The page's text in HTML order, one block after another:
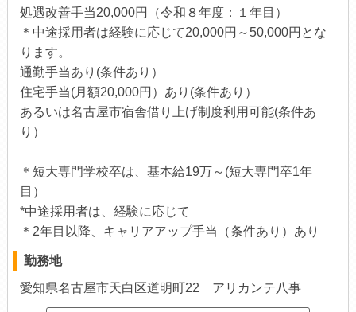
処遇改善手当20,000円（令和８年度：１年目）
＊中途採用者は経験に応じて20,000円～50,000円とな
ります。
通勤手当あり(条件あり）
住宅手当(月額20,000円）あり(条件あり）
あるいは名古屋市宿舎借り上げ制度利用可能(条件あ
り）
＊短大専門学校卒は、基本給19万～(短大専門卒1年
目）
*中途採用者は、経験に応じて
＊2年目以降、キャリアアップ手当（条件あり）あり
勤務地
愛知県名古屋市天白区道明町22 アリカンテ八事